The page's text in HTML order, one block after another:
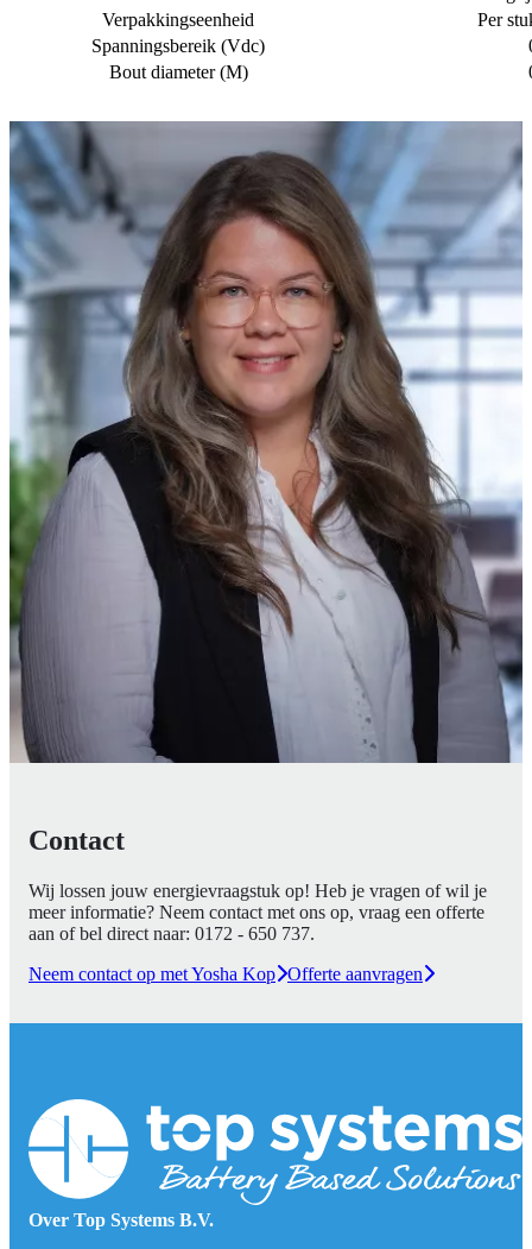
Verpakkingseenheid
Per
Spanningsbereik (Vdc)
Bout diameter (M)
Contact
Wij lossen jouw energievraagstuk op! Heb je vragen of wil je
meer informatie? Neem contact met ons op, vraag een offerte
aan of bel direct naar: 0172 - 650 737.
Neem contact op met Yosha Kop Offerte aanvragen
Over Top Systems B.V.